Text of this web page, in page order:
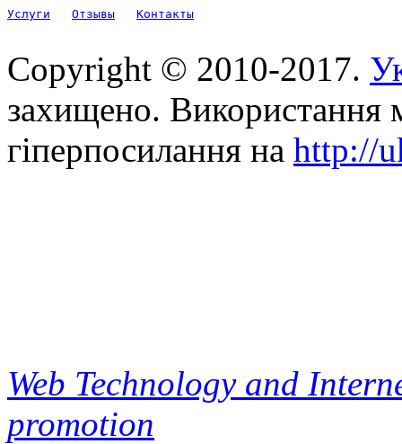
Услуги Отзывы Контакты
Copyright © 2010-2017.
захищено. Використання
гіперпосилання на http://
Web Technology and
promotion